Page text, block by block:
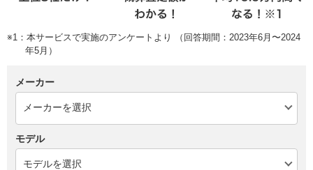
※1：本サービスで実施のアンケートより （回答期間：2023年6月〜2024
年5月）
メーカー
モデル